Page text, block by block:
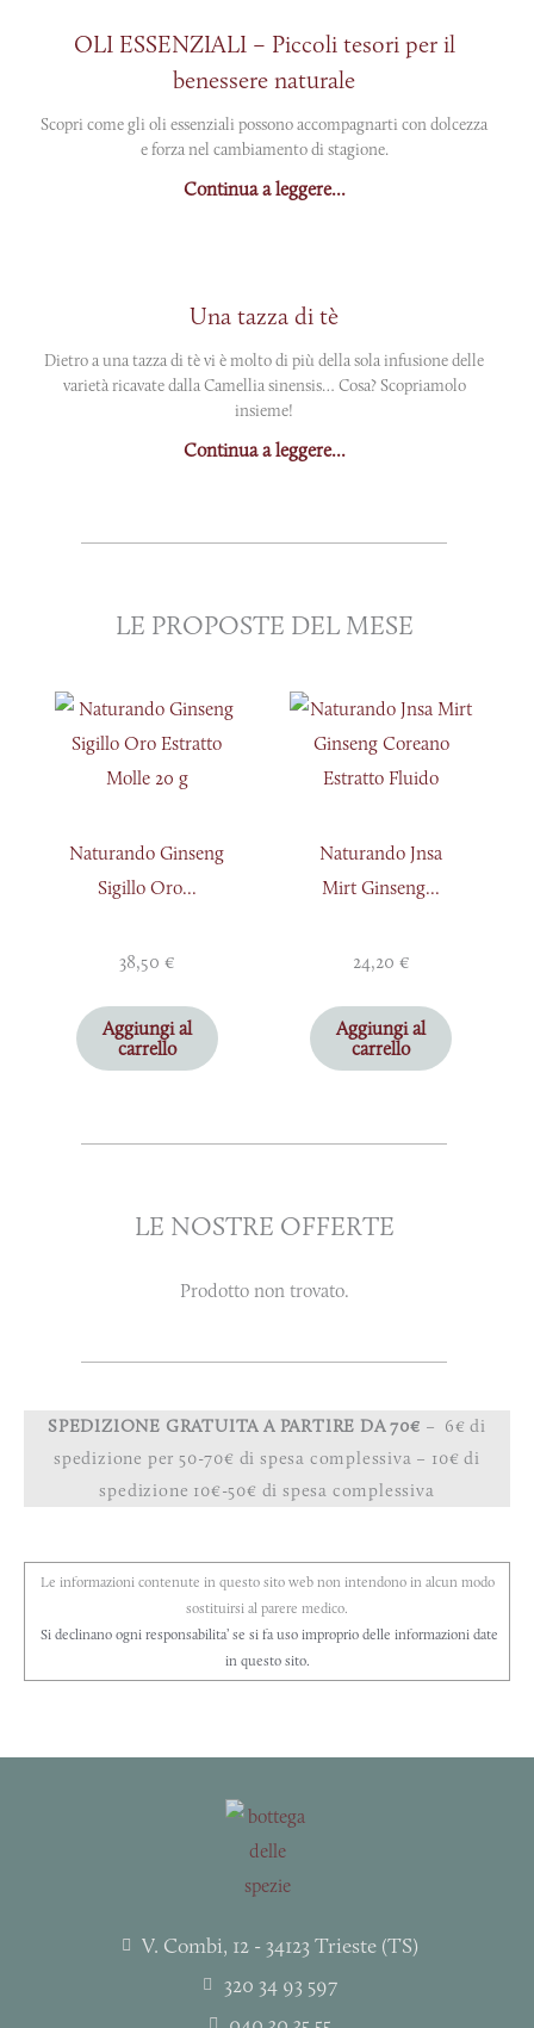
OLI ESSENZIALI – Piccoli tesori per il
benessere naturale
Scopri come gli oli essenziali possono accompagnarti con dolcezza
e forza nel cambiamento di stagione.
Continua a leggere...
Una tazza di tè
Dietro a una tazza di tè vi è molto di più della sola infusione delle
varietà ricavate dalla Camellia sinensis… Cosa? Scopriamolo
insieme!
Continua a leggere...
LE PROPOSTE DEL MESE
Naturando Ginseng
Sigillo Oro...
38,50€
Aggiungi al
carrello
Naturando Jnsa
Mirt Ginseng...
24,20€
Aggiungi al
carrello
LE NOSTRE OFFERTE
Prodotto non trovato.
SPEDIZIONE GRATUITA A PARTIRE DA 70€ – 6€ di
spedizione per 50-70€ di spesa complessiva – 10€ di
spedizione 10€-50€ di spesa complessiva
Le informazioni contenute in questo sito web non intendono in alcun modo
sostituirsi al parere medico.
Si declinano ogni responsabilita’ se si fa uso improprio delle informazioni date
in questo sito.
V. Combi, 12 - 34123 Trieste (TS)
320 34 93 597